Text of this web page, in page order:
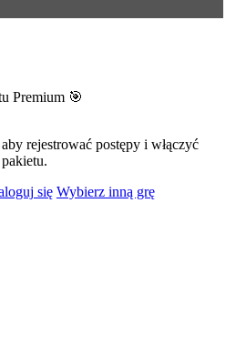
Premium 🎯
rejestrować postępy i włączyć
się Wybierz inną grę